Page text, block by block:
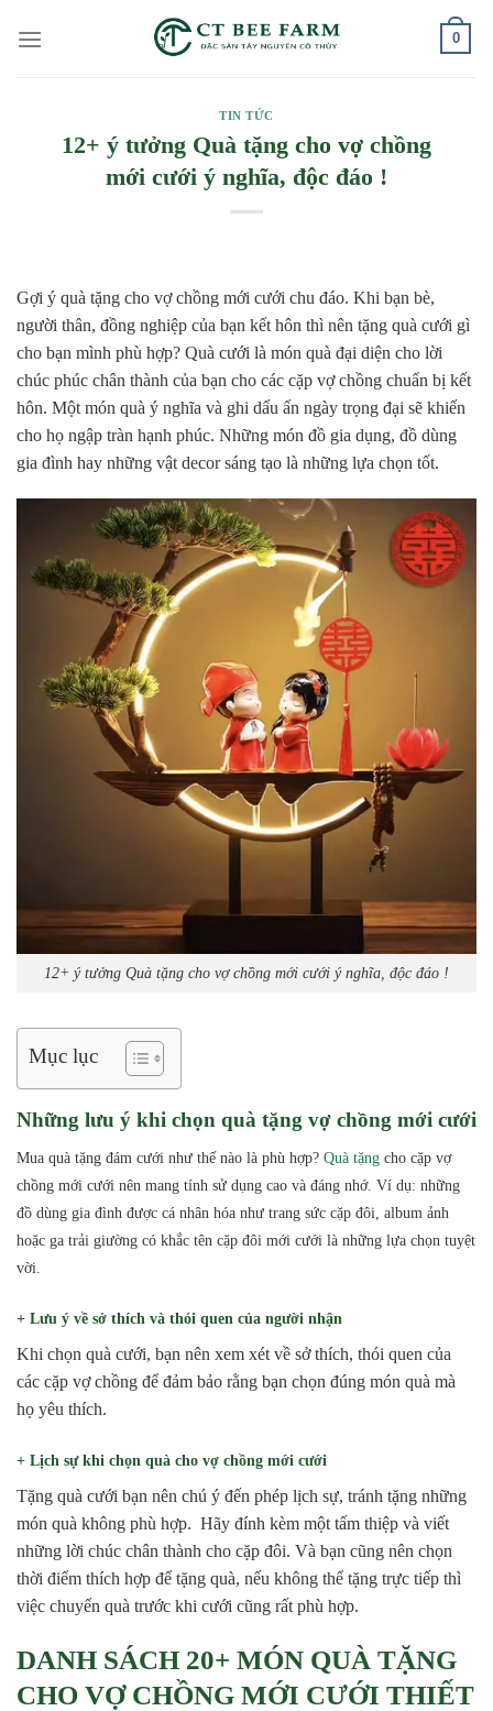
0
TIN TỨC
12+ ý tưởng Quà tặng cho vợ chồng
mới cưới ý nghĩa, độc đáo !
Gợi ý quà tặng cho vợ chồng mới cưới chu đáo. Khi bạn bè,
người thân, đồng nghiệp của bạn kết hôn thì nên tặng quà cưới gì
cho bạn mình phù hợp? Quà cưới là món quà đại diện cho lời
chúc phúc chân thành của bạn cho các cặp vợ chồng chuẩn bị kết
hôn. Một món quà ý nghĩa và ghi dấu ấn ngày trọng đại sẽ khiến
cho họ ngập tràn hạnh phúc. Những món đồ gia dụng, đồ dùng
gia đình hay những vật decor sáng tạo là những lựa chọn tốt.
12+ ý tưởng Quà tặng cho vợ chồng mới cưới ý nghĩa, độc đáo !
Mục lục
Những lưu ý khi chọn quà tặng vợ chồng mới cưới
Mua quà tặng đám cưới như thế nào là phù hợp? Quà tặng cho cặp vợ
chồng mới cưới nên mang tính sử dụng cao và đáng nhớ. Ví dụ: những
đồ dùng gia đình được cá nhân hóa như trang sức cặp đôi, album ảnh
hoặc ga trải giường có khắc tên cặp đôi mới cưới là những lựa chọn tuyệt
vời.
+ Lưu ý về sở thích và thói quen của người nhận
Khi chọn quà cưới, bạn nên xem xét về sở thích, thói quen của
các cặp vợ chồng để đảm bảo rằng bạn chọn đúng món quà mà
họ yêu thích.
+ Lịch sự khi chọn quà cho vợ chồng mới cưới
Tặng quà cưới bạn nên chú ý đến phép lịch sự, tránh tặng những
món quà không phù hợp. Hãy đính kèm một tấm thiệp và viết
những lời chúc chân thành cho cặp đôi. Và bạn cũng nên chọn
thời điểm thích hợp để tặng quà, nếu không thể tặng trực tiếp thì
việc chuyển quà trước khi cưới cũng rất phù hợp.
DANH SÁCH 20+ MÓN QUÀ TẶNG
CHO VỢ CHỒNG MỚI CƯỚI THIẾT